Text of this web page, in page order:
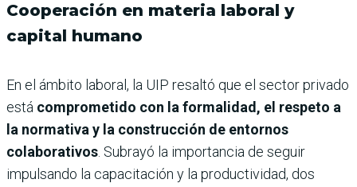
Cooperación en materia laboral y
capital humano
En el ámbito laboral, la UIP resaltó que el sector privado
está comprometido con la formalidad, el respeto a
la normativa y la construcción de entornos
colaborativos. Subrayó la importancia de seguir
impulsando la capacitación y la productividad, dos